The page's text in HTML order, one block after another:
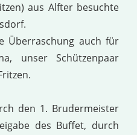
aus Alfter besuchte
Überraschung auch für
unser Schützenpaar
den 1. Brudermeister
des Buffet, durch